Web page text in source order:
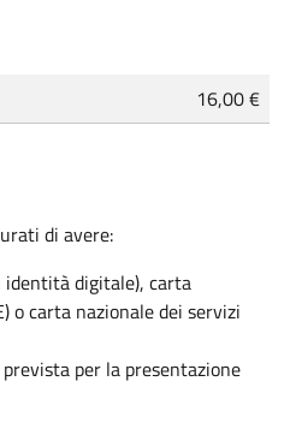
16,00 €
di avere:
identità digitale), carta
o carta nazionale dei servizi
per la presentazione